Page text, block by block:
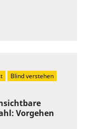
Vorgehen
Blind verstehen